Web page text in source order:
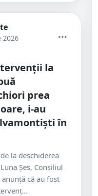
2026
la
prea
i-au
în
la deschiderea
Șes, Consiliul
anunță că au fost